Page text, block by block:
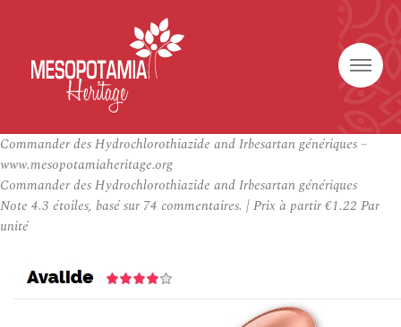
Commander des Hydrochlorothiazide and Irbesartan génériques –
www.mesopotamiaheritage.org
Commander des Hydrochlorothiazide and Irbesartan génériques
Note 4.3 étoiles, basé sur 74 commentaires. |Prix à partir€1.22 Par
unité